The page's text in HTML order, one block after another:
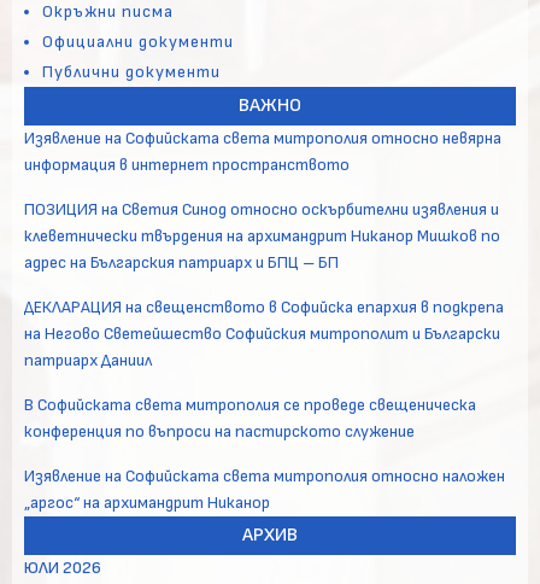
Окръжни писма
Официални документи
Публични документи
ВАЖНО
Изявление на Софийската света митрополия относно невярна
информация в интернет пространството
ПОЗИЦИЯ на Светия Синод относно оскърбителни изявления и
клеветнически твърдения на архимандрит Никанор Мишков по
адрес на Българския патриарх и БПЦ – БП
ДЕКЛАРАЦИЯ на свещенството в Софийска епархия в подкрепа
на Негово Светейшество Софийския митрополит и Български
патриарх Даниил
В Софийската света митрополия се проведе свещеническа
конференция по въпроси на пастирското служение
Изявление на Софийската света митрополия относно наложен
„аргос“ на архимандрит Никанор
АРХИВ
ЮЛИ 2026